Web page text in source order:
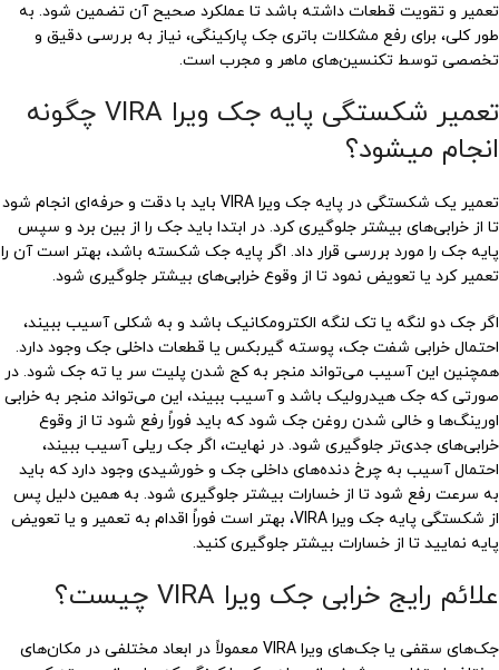
تعمیر و تقویت قطعات داشته باشد تا عملکرد صحیح آن تضمین شود. به
طور کلی، برای رفع مشکلات باتری جک پارکینگی، نیاز به بررسی دقیق و
تخصصی توسط تکنسین‌های ماهر و مجرب است.
تعمیر شکستگی پایه جک ویرا VIRA چگونه
انجام میشود؟
تعمیر یک شکستگی در پایه جک ویرا VIRA باید با دقت و حرفه‌ای انجام شود
تا از خرابی‌های بیشتر جلوگیری کرد. در ابتدا باید جک را از بین برد و سپس
پایه جک را مورد بررسی قرار داد. اگر پایه جک شکسته باشد، بهتر است آن را
تعمیر کرد یا تعویض نمود تا از وقوع خرابی‌های بیشتر جلوگیری شود.
اگر جک دو لنگه یا تک لنگه الکترومکانیک باشد و به شکلی آسیب ببیند،
احتمال خرابی شفت جک، پوسته گیربکس یا قطعات داخلی جک وجود دارد.
همچنین این آسیب می‌تواند منجر به کج شدن پلیت سر یا ته جک شود. در
صورتی که جک هیدرولیک باشد و آسیب ببیند، این می‌تواند منجر به خرابی
اورینگ‌ها و خالی شدن روغن جک شود که باید فوراً رفع شود تا از وقوع
خرابی‌های جدی‌تر جلوگیری شود. در نهایت، اگر جک ریلی آسیب ببیند،
احتمال آسیب به چرخ دنده‌های داخلی جک و خورشیدی وجود دارد که باید
به سرعت رفع شود تا از خسارات بیشتر جلوگیری شود. به همین دلیل پس
از شکستگی پایه جک ویرا VIRA، بهتر است فوراً اقدام به تعمیر و یا تعویض
پایه نمایید تا از خسارات بیشتر جلوگیری کنید.
علائم رایج خرابی جک ویرا VIRA چیست؟
جک‌های سقفی یا جک‌های ویرا VIRA معمولاً در ابعاد مختلفی در مکان‌های